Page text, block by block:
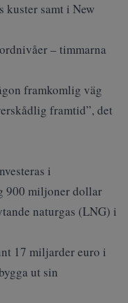
samt i New
– timmarna
framkomlig väg
framtid”, det
i
900 miljoner dollar
naturgas (LNG) i
17 miljarder euro i
ut sin